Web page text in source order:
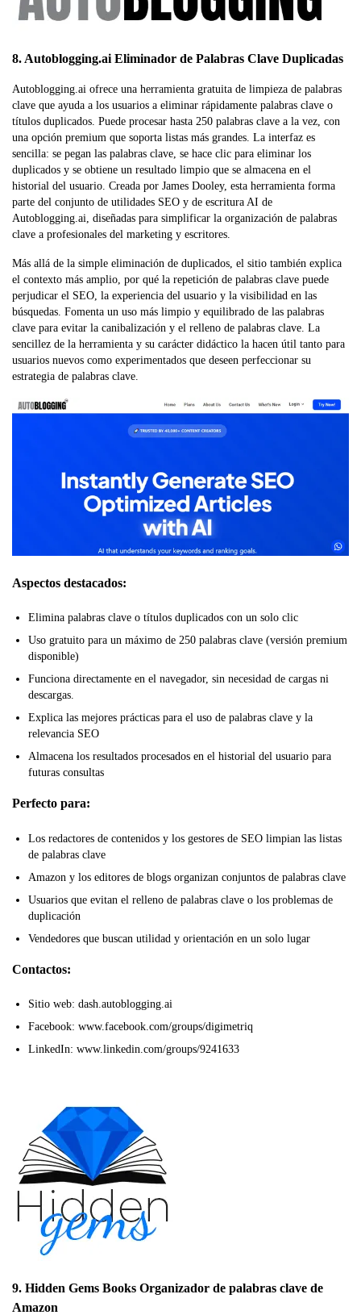
8. Autoblogging.ai Eliminador de Palabras Clave Duplicadas
Autoblogging.ai ofrece una herramienta gratuita de limpieza de palabras
clave que ayuda a los usuarios a eliminar rápidamente palabras clave o
títulos duplicados. Puede procesar hasta 250 palabras clave a la vez, con
una opción premium que soporta listas más grandes. La interfaz es
sencilla: se pegan las palabras clave, se hace clic para eliminar los
duplicados y se obtiene un resultado limpio que se almacena en el
historial del usuario. Creada por James Dooley, esta herramienta forma
parte del conjunto de utilidades SEO y de escritura AI de
Autoblogging.ai, diseñadas para simplificar la organización de palabras
clave a profesionales del marketing y escritores.
Más allá de la simple eliminación de duplicados, el sitio también explica
el contexto más amplio, por qué la repetición de palabras clave puede
perjudicar el SEO, la experiencia del usuario y la visibilidad en las
búsquedas. Fomenta un uso más limpio y equilibrado de las palabras
clave para evitar la canibalización y el relleno de palabras clave. La
sencillez de la herramienta y su carácter didáctico la hacen útil tanto para
usuarios nuevos como experimentados que deseen perfeccionar su
estrategia de palabras clave.
Aspectos destacados:
Elimina palabras clave o títulos duplicados con un solo clic
Uso gratuito para un máximo de 250 palabras clave (versión premium
disponible)
Funciona directamente en el navegador, sin necesidad de cargas ni
descargas.
Explica las mejores prácticas para el uso de palabras clave y la
relevancia SEO
Almacena los resultados procesados en el historial del usuario para
futuras consultas
Perfecto para:
Los redactores de contenidos y los gestores de SEO limpian las listas
de palabras clave
Amazon y los editores de blogs organizan conjuntos de palabras clave
Usuarios que evitan el relleno de palabras clave o los problemas de
duplicación
Vendedores que buscan utilidad y orientación en un solo lugar
Contactos:
Sitio web: dash.autoblogging.ai
Facebook: www.facebook.com/groups/digimetriq
LinkedIn: www.linkedin.com/groups/9241633
9. Hidden Gems Books Organizador de palabras clave de
Amazon